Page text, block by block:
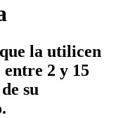
la utilicen
entre 2 y 15
su